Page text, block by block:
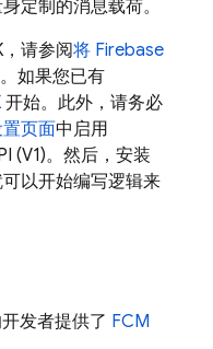
定制的消息载荷。
，请参阅将 Firebase
。如果您已有
开始。此外，请务必
页面中启用
(V1)。然后，安装
以开始编写逻辑来
发者提供了 FCM